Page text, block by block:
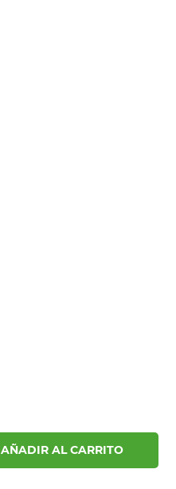
AÑADIR AL CARRITO